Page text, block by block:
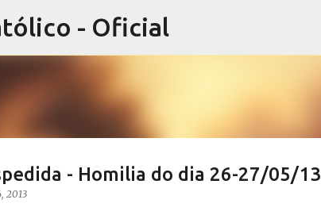
- Oficial
- Homilia do dia 26-27/05/13
2013